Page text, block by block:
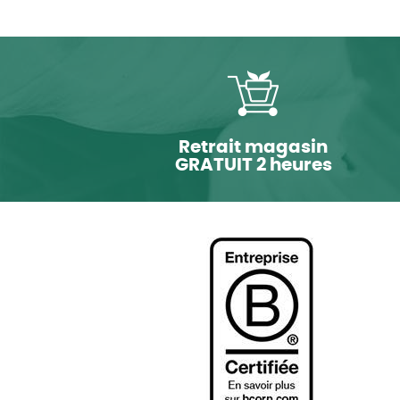
Retrait magasin
GRATUIT 2 heures